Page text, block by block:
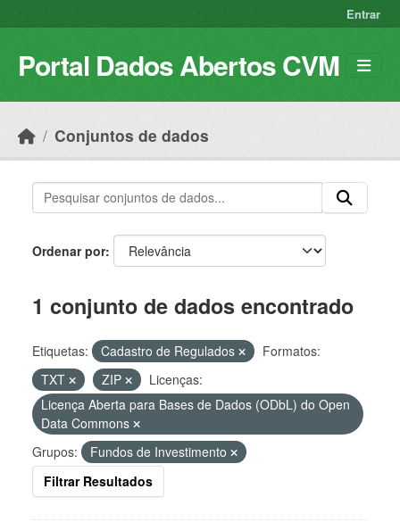
Entrar
Portal Dados Abertos CVM
Conjuntos de dados
Ordenar por
1 conjunto de dados encontrado
Etiquetas: Cadastro de Regulados
Formatos:
TXT
ZIP
Licenças:
Licença Aberta para Bases de Dados (ODbL) do Open
Data Commons
Grupos:
Fundos de Investimento
Filtrar Resultados